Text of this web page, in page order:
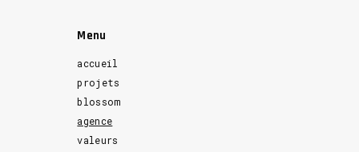
Menu
accueil
projets
blossom
agence
valeurs